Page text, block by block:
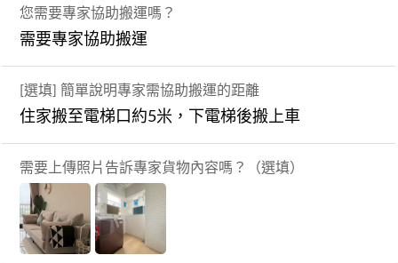
您需要專家協助搬運嗎？
需要專家協助搬運
[選填] 簡單說明專家需協助搬運的距離
住家搬至電梯口約5米，下電梯後搬上車
需要上傳照片告訴專家貨物內容嗎？（選填）